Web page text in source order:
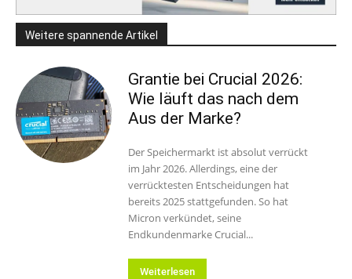
Weitere spannende Artikel
Grantie bei Crucial 2026:
Wie läuft das nach dem
Aus der Marke?
Der Speichermarkt ist absolut verrückt
im Jahr 2026. Allerdings, eine der
verrücktesten Entscheidungen hat
bereits 2025 stattgefunden. So hat
Micron verkündet, seine
Endkundenmarke Crucial...
Weiterlesen